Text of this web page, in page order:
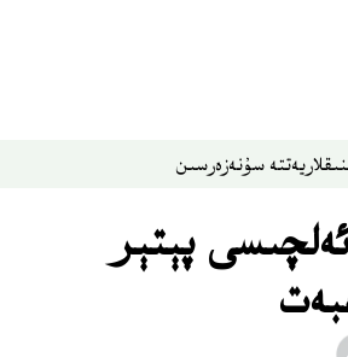
يەتتە سۇنەزەرسىن
پېتېر